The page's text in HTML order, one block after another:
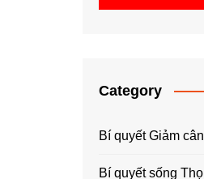
Category
Bí quyết Giảm cân
Bí quyết sống Thọ